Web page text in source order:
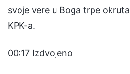
svoje vere u Boga trpe
KPK-a.
00:17 Izdvojeno